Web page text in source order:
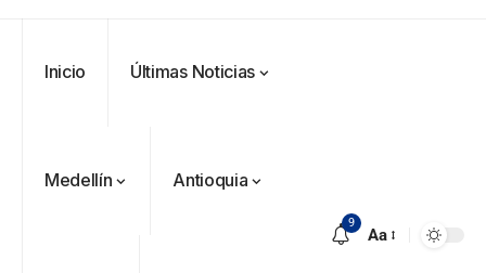
Inicio Últimas Noticias
Medellín Antioquia
9
Aa